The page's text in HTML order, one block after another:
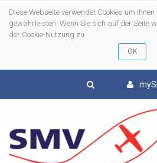
Diese Webseite verwendet Cookies um
gewährleisten. Wenn Sie sich auf der Seite
der Cookie-Nutzung zu